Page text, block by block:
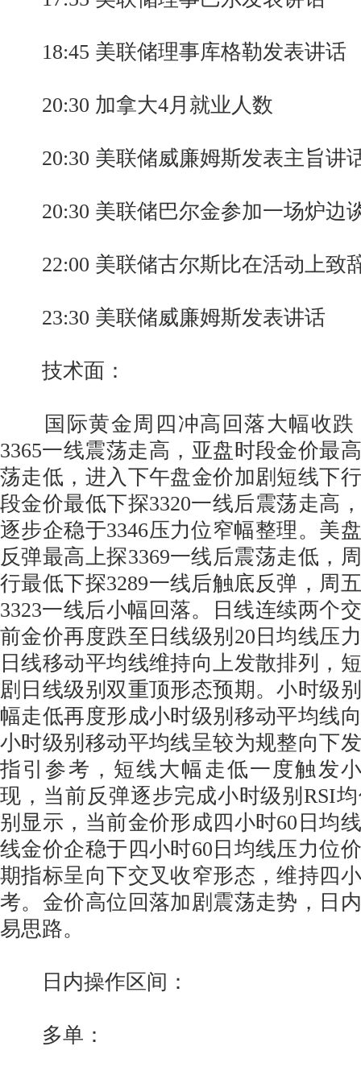
18:45 美联储理事库格勒发表讲话
20:30 加拿大4月就业人数
20:30 美联储威廉姆斯发表主旨讲
20:30 美联储巴尔金参加一场炉边
22:00 美联储古尔斯比在活动上致
23:30 美联储威廉姆斯发表讲话
技术面：
国际黄金周四冲高回落大幅收跌
3365一线震荡走高，亚盘时段金价最
荡走低，进入下午盘金价加剧短线下
段金价最低下探3320一线后震荡走高
逐步企稳于3346压力位窄幅整理。美
反弹最高上探3369一线后震荡走低，
行最低下探3289一线后触底反弹，周
3323一线后小幅回落。日线连续两个
前金价再度跌至日线级别20日均线压
日线移动平均线维持向上发散排列，
剧日线级别双重顶形态预期。小时级
幅走低再度形成小时级别移动平均线
小时级别移动平均线呈较为规整向下
指引参考，短线大幅走低一度触发
现，当前反弹逐步完成小时级别RSI
别显示，当前金价形成四小时60日均
线金价企稳于四小时60日均线压力位
期指标呈向下交叉收窄形态，维持四
考。金价高位回落加剧震荡走势，日
易思路。
日内操作区间：
多单：